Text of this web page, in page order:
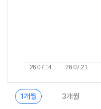
1개월 3개월